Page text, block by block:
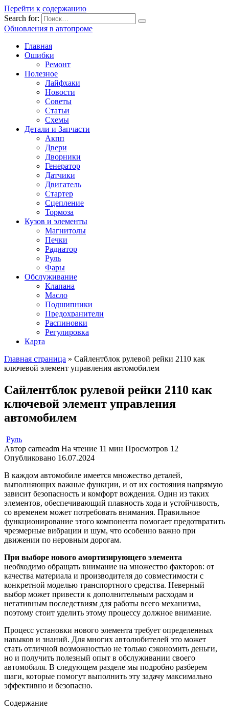
Перейти к содержанию
Search for:
Обновления в автопроме
Главная
Ошибки
Ремонт
Полезное
Лайфхаки
Новости
Советы
Статьи
Схемы
Детали и Запчасти
Акпп
Двери
Дворники
Генератор
Датчики
Двигатель
Стартер
Сцепление
Тормоза
Кузов и элементы
Магнитолы
Печки
Радиатор
Руль
Фары
Обслуживание
Клапана
Масло
Подшипники
Предохранители
Распиновки
Регулировка
Карта
Главная страница » Сайлентблок рулевой рейки 2110 как
ключевой элемент управления автомобилем
Сайлентблок рулевой рейки 2110 как
ключевой элемент управления
автомобилем
Руль
Автор carneadm На чтение 11 мин Просмотров 12
Опубликовано 16.07.2024
В каждом автомобиле имеется множество деталей,
выполняющих важные функции, и от их состояния напрямую
зависит безопасность и комфорт вождения. Один из таких
элементов, обеспечивающий плавность хода и устойчивость,
со временем может потребовать внимания. Правильное
функционирование этого компонента помогает предотвратить
чрезмерные вибрации и шум, что особенно важно при
движении по неровным дорогам.
При выборе нового амортизирующего элемента
необходимо обращать внимание на множество факторов: от
качества материала и производителя до совместимости с
конкретной моделью транспортного средства. Неверный
выбор может привести к дополнительным расходам и
негативным последствиям для работы всего механизма,
поэтому стоит уделить этому процессу должное внимание.
Процесс установки нового элемента требует определенных
навыков и знаний. Для многих автолюбителей это может
стать отличной возможностью не только сэкономить деньги,
но и получить полезный опыт в обслуживании своего
автомобиля. В следующем разделе мы подробно разберем
шаги, которые помогут выполнить эту задачу максимально
эффективно и безопасно.
Содержание